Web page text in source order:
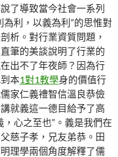
了導致當今社會一系列
利，以義為利”的思惟對
析。對行業資質問題，
筆的美談說明了行業的
出不了年夜師？因為行
本1對1教學身的價值行
家仁義禮智信溫良恭儉
就義這一德目給予了高
心之至也”。義是我們在
慈子孝，兄友弟恭。田
理學兩個角度解釋了儒